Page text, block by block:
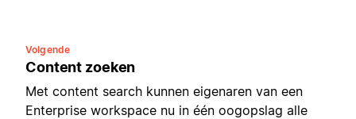
Volgende
Content zoeken
Met content search kunnen eigenaren van een
Enterprise workspace nu in één oogopslag alle